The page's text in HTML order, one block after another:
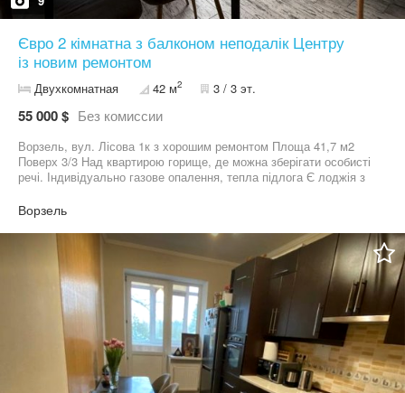
Євро 2 кімнатна з балконом неподалік Центру
із новим ремонтом
Двухкомнатная 42 м2 3 / 3 эт.
55 000 $ Без комиссии
Ворзель, вул. Лісова 1к з хорошим ремонтом Площа 41,7 м2
Поверх 3/3 Над квартирою горище, де можна зберігати особисті
речі. Індивідуально газове опалення, тепла підлога Є лоджія з
повна комплектація технікою, посудомийка. Поряд електричка 8
хв пішки. Біля будинку зупинка громадського транспорту.
Напроти будинку гарний парк та озеро. Ціна 55000$ Державні
програми ТАК #сертифікат #ваучер #постанова
Ворзель